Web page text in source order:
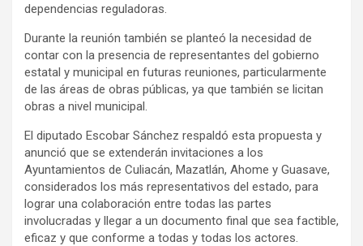
dependencias reguladoras.
Durante la reunión también se planteó la necesidad de
contar con la presencia de representantes del gobierno
estatal y municipal en futuras reuniones, particularmente
de las áreas de obras públicas, ya que también se licitan
obras a nivel municipal.
El diputado Escobar Sánchez respaldó esta propuesta y
anunció que se extenderán invitaciones a los
Ayuntamientos de Culiacán, Mazatlán, Ahome y Guasave,
considerados los más representativos del estado, para
lograr una colaboración entre todas las partes
involucradas y llegar a un documento final que sea factible,
eficaz y que conforme a todas y todas los actores.